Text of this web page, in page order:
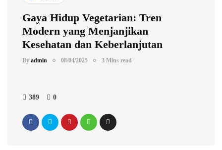
Gaya Hidup Vegetarian: Tren
Modern yang Menjanjikan
Kesehatan dan Keberlanjutan
By admin 08/04/2025 3 Mins read
389 0